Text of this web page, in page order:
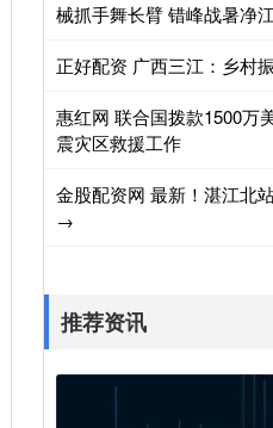
械抓手舞长臂 错峰战暑净
正好配资 广西三江：乡村
惠红网 联合国拨款1500万
震灾区救援工作
金股配资网 最新！湛江北
→
推荐资讯